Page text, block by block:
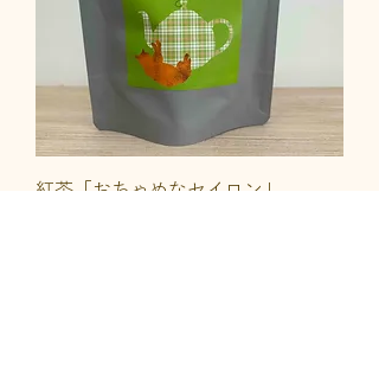
紅茶「おちゃめなセイロン」